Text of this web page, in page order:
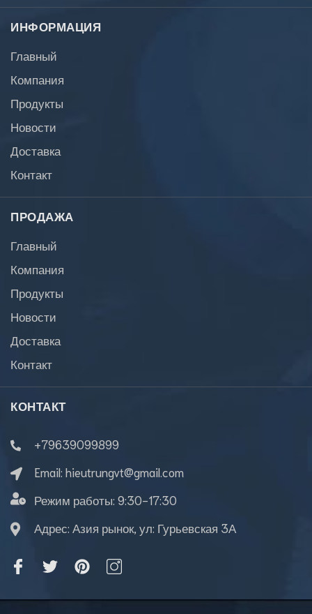
ИНФОРМАЦИЯ
Главный
Компания
Продукты
Новости
Доставка
Контакт
ПРОДАЖА
Главный
Компания
Продукты
Новости
Доставка
Контакт
КОНТАКТ
+79639099899
Email: hieutrungvt@gmail.com
Режим работы: 9:30-17:30
Адрес: Азия рынок, ул: Гурьевская 3А